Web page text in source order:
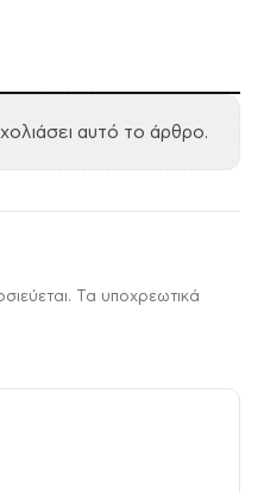
αυτό το άρθρο.
Τα υποχρεωτικά